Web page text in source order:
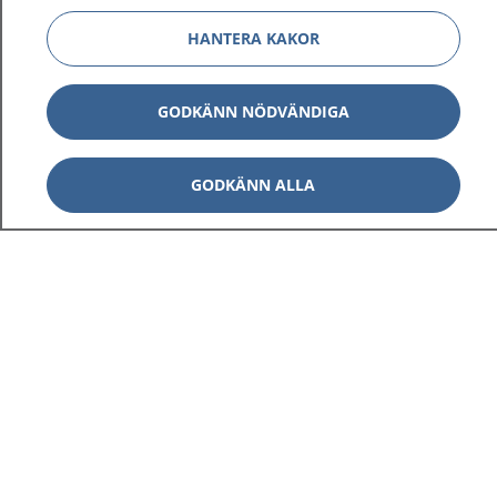
HANTERA KAKOR
GODKÄNN NÖDVÄNDIGA
GODKÄNN ALLA